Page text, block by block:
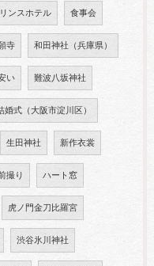
ンスホテル 食事会
寺 和田神社（兵庫県）
い 難波八坂神社
婚式（大阪市淀川区）
生田神社 新作衣裳
撮り ハート窓
虎ノ門金刀比羅宮
渋谷氷川神社